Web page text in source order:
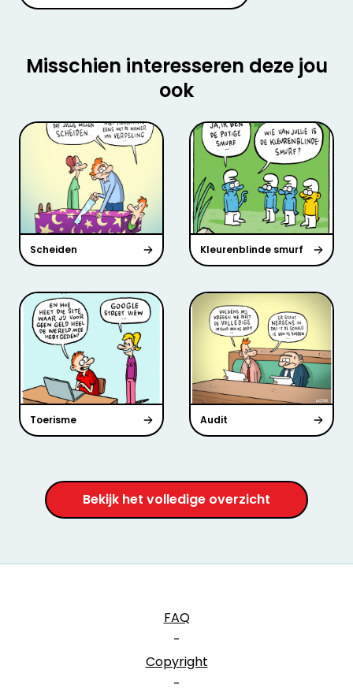
Misschien interesseren deze jou
ook
Scheiden Kleurenblinde smurf
Toerisme Audit
Bekijk het volledige overzicht
FAQ
-
Copyright
-